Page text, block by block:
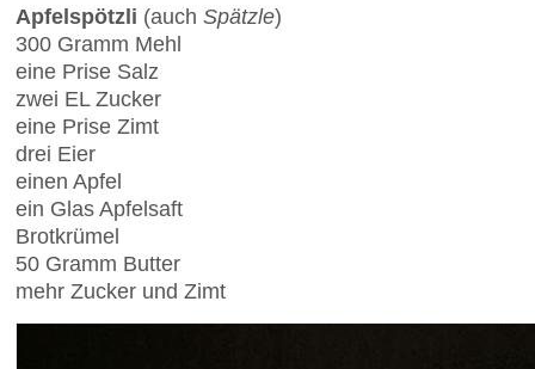
Apfelspötzli (auch Spätzle)
300 Gramm Mehl
eine Prise Salz
zwei EL Zucker
eine Prise Zimt
drei Eier
einen Apfel
ein Glas Apfelsaft
Brotkrümel
50 Gramm Butter
mehr Zucker und Zimt